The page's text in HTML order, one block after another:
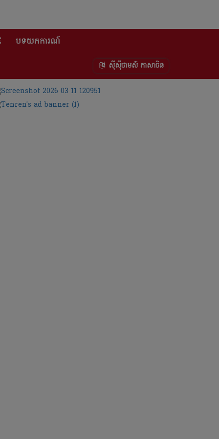
បទយកការណ៍
ស៊ីស៊ីថាមស៍ ភាសាចិន